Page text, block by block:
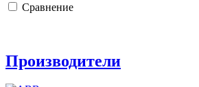
Сравнение
Производители